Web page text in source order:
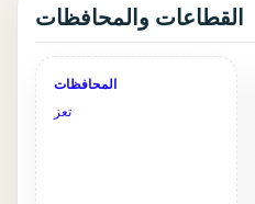
القطاعات والمحافظات
المحافظات
تعز